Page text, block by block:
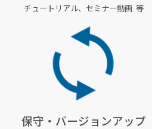
チュートリアル、 セミナー動画 等
保守・ バージョンアップ